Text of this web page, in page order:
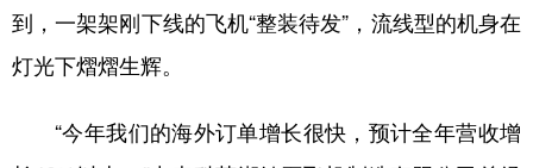
到，一架架刚下线的飞机“整装待发”，流线型的机身在
灯光下熠熠生辉。
“今年我们的海外订单增长很快，预计全年营收增